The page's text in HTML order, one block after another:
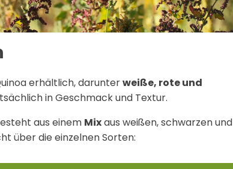
erhältlich, darunterweiße, rote und
in Geschmack und Textur.
aus einem Mixaus weißen, schwarzen und
über die einzelnen Sorten: